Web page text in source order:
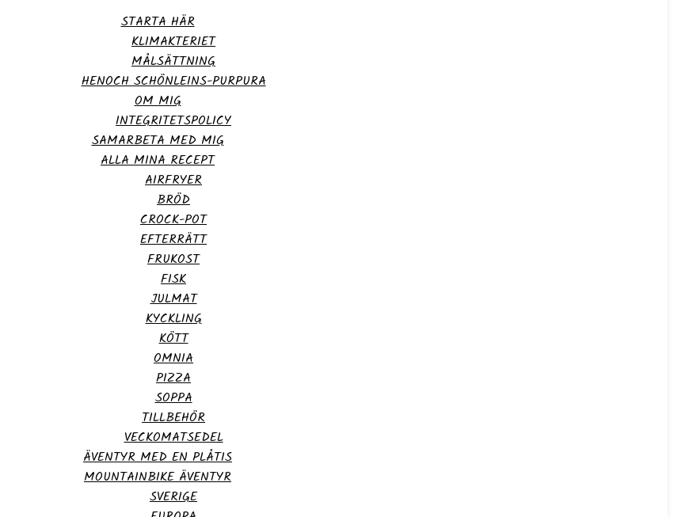
STARTA HÄR
KLIMAKTERIET
MÅLSÄTTNING
HENOCH SCHÖNLEINS-PURPURA
OM MIG
INTEGRITETSPOLICY
SAMARBETA MED MIG
ALLA MINA RECEPT
AIRFRYER
BRÖD
CROCK-POT
EFTERRÄTT
FRUKOST
FISK
JULMAT
KYCKLING
KÖTT
OMNIA
PIZZA
SOPPA
TILLBEHÖR
VECKOMATSEDEL
ÄVENTYR MED EN PLÅTIS
MOUNTAINBIKE ÄVENTYR
SVERIGE